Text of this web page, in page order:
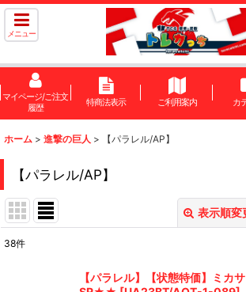
メニュー
マイページ/ご注文
履歴
特商法表示 ご利用案内 カ
ホーム > 進撃の巨人 > 【パラレル/AP】
【パラレル/AP】
表示順変
38件
【パラレル】【状態特価】ミカ